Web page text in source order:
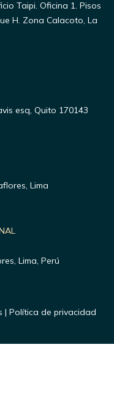
Taipi. Oficina 1. Pisos
H. Zona Calacoto, La
esq, Quito 170143
Lima
Lima, Perú
| Política de privacidad